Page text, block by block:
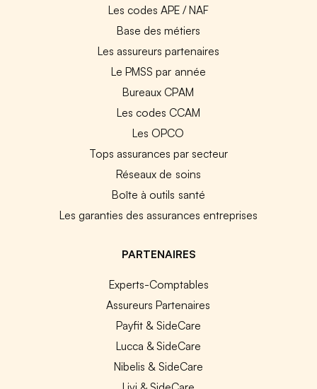
Les codes APE / NAF
Base des métiers
Les assureurs partenaires
Le PMSS par année
Bureaux CPAM
Les codes CCAM
Les OPCO
Tops assurances par secteur
Réseaux de soins
Boîte à outils santé
Les garanties des assurances entreprises
PARTENAIRES
Experts-Comptables
Assureurs Partenaires
Payfit & SideCare
Lucca & SideCare
Nibelis & SideCare